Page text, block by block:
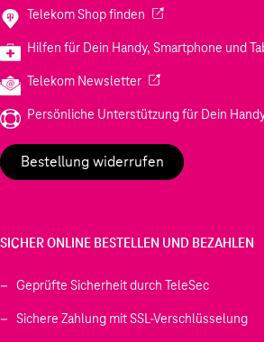
Telekom Shop finden (Wird in einem
Hilfen für Dein Handy, Smartphone und
Telekom Newsletter(Wird in einem neuen
Persönliche Unterstützung für Dein
Bestellung widerrufen
SICHER ONLINE BESTELLEN UND BEZAHLEN
Geprüfte Sicherheit durch TeleSec
Sichere Zahlung mit SSL-Verschlüsselung